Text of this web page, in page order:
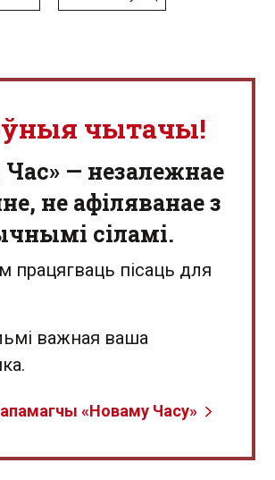
чытачы!
— незалежнае
не афіляванае з
сіламі.
працягваць пісаць для
важная ваша
«Новаму Часу»